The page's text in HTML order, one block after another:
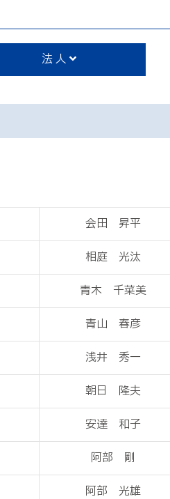
法 人
会田 昇平
相庭 光汰
青木 千菜美
青山 春彦
浅井 秀一
朝日 隆夫
安達 和子
阿部 剛
阿部 光雄